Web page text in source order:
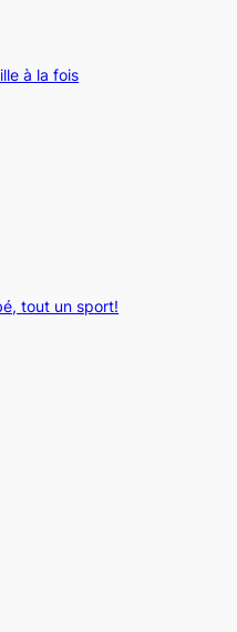
à la fois
tout un sport!